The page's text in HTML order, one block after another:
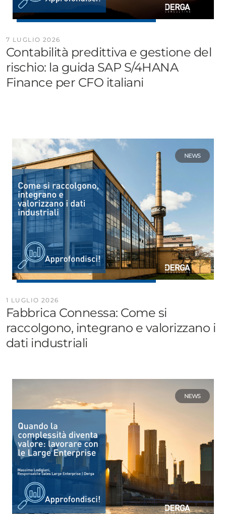
7 LUGLIO 2026
Contabilità predittiva e gestione del
rischio: la guida SAP S/4HANA
Finance per CFO italiani
NEWS
1 LUGLIO 2026
Fabbrica Connessa: Come si
raccolgono, integrano e valorizzano i
dati industriali
NEWS